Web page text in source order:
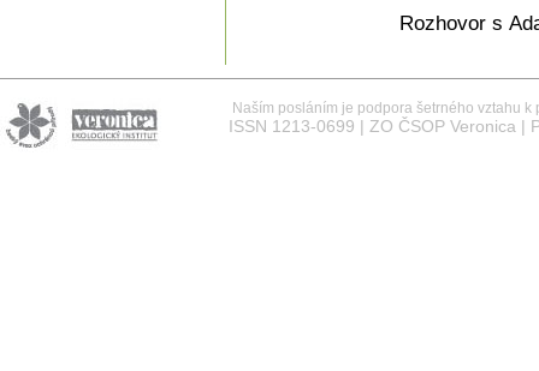
Rozhovor s
Naším posláním je podpora šetrného vztahu
ISSN 1213-0699 | ZO ČSOP Veronica |